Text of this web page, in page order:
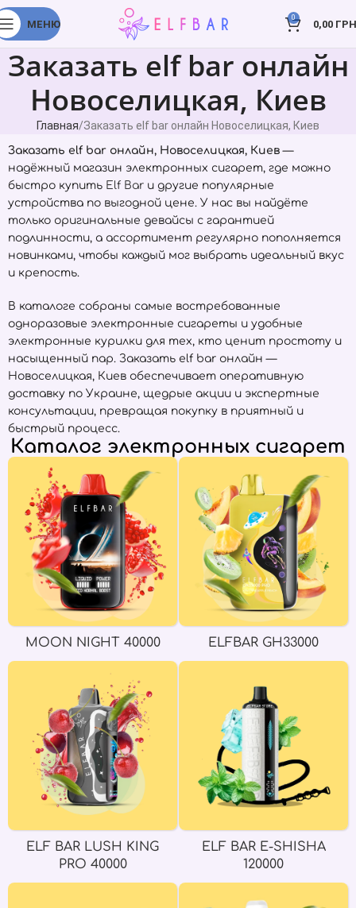
МЕНЮ
0
0,00
Заказать elf bar онлайн
Новоселицкая, Киев
Главная Заказать elf bar онлайн Новоселицкая, Киев
Заказать elf bar онлайн, Новоселицкая, Киев —
надёжный магазин электронных сигарет, где можно
быстро купить Elf Bar и другие популярные
устройства по выгодной цене. У нас вы найдёте
только оригинальные девайсы с гарантией
подлинности, а ассортимент регулярно пополняется
новинками, чтобы каждый мог выбрать идеальный вкус
и крепость.
В каталоге собраны самые востребованные
одноразовые электронные сигареты и удобные
электронные курилки для тех, кто ценит простоту и
насыщенный пар. Заказать elf bar онлайн —
Новоселицкая, Киев обеспечивает оперативную
доставку по Украине, щедрые акции и экспертные
консультации, превращая покупку в приятный и
быстрый процесс.
Каталог электронных сигарет
MOON NIGHT 40000 ELFBAR GH33000
ELF BAR LUSH KING
PRO 40000
ELF BAR E-SHISHA
120000